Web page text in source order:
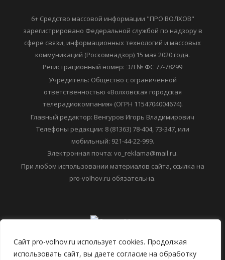
Сайт pro-volhov.ru использует cookies. Продолжая
использовать сайт, вы даете согласие на обработку
6+ Средство массовой информации "ПРО ВОЛХОВ"
зарегистрировано Федеральной службой по надзору в
сфере связи, информационных технологий и массовых
коммуникаций (Роскомнадзор) 15 мая 2020 года.
Регистрационный номер: ЭЛ № ФС 77-78299
Учредитель: Общество с ограниченной
ответственностью «Волховская городская
телерадиокомпания» (ОГРН 1154704004674).
Главный редактор: Венгуров Игорь Владимирович
Телефоны редакции: 8 (81363) 78-404, 73-347, или
мобильный: 921-44-22-999.
Электронная почта: vo_reklama@mail.ru.
При любом использовании материалов сайта, ссылка на
pro-volhov.ru обязательна.